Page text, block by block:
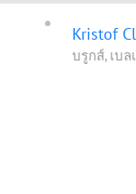
Kristof
บรูกส์, เบล